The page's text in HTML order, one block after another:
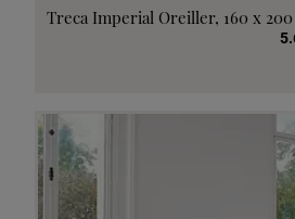
Treca Imperial Oreiller, 160 x